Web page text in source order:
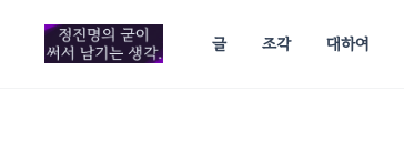
content
글
조각 대하여